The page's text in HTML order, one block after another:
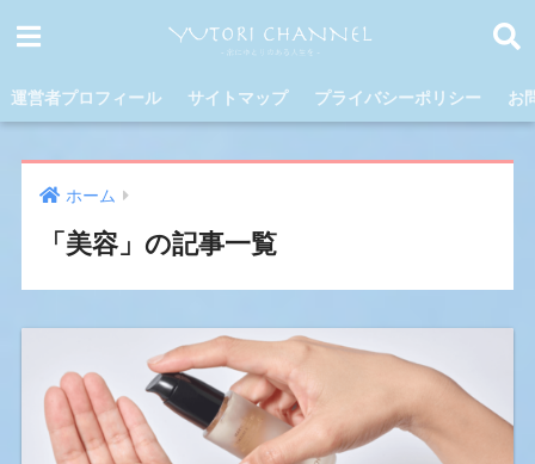
運営者プロフィール サイトマップ プライバシーポリシー お
ホーム
「美容」の記事一覧